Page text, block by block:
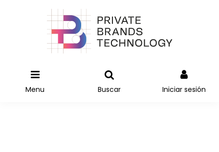
Menu Buscar Iniciar sesión